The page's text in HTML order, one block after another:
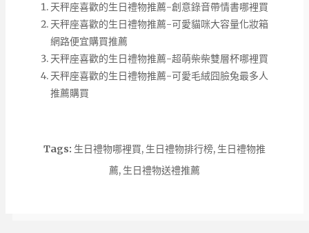
天秤座喜歡的生日禮物推薦-創意錄音帶情書哪裡買
天秤座喜歡的生日禮物推薦-可愛貓咪大容量化妝箱
網路便宜購買推薦
天秤座喜歡的生日禮物推薦-超萌柴柴雙層杯哪裡買
天秤座喜歡的生日禮物推薦-可愛毛絨囧臉兔最多人
推薦購買
Tags: 生日禮物哪裡買, 生日禮物排行榜, 生日禮物推
薦, 生日禮物送禮推薦